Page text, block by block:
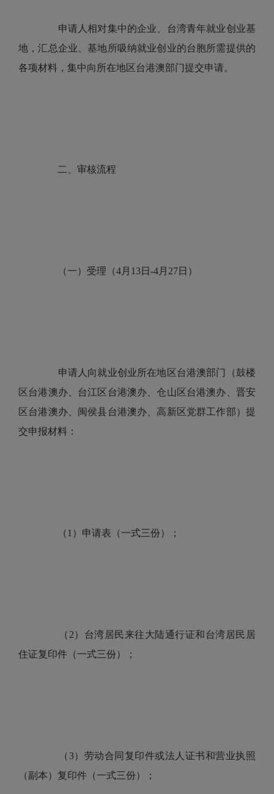
申请人相对集中的企业、台湾青年就业创业基
地，汇总企业、基地所吸纳就业创业的台胞所需提供的
各项材料，集中向所在地区台港澳部门提交申请。
二、审核流程
（一）受理（4月13日-4月27日）
申请人向就业创业所在地区台港澳部门（鼓楼
区台港澳办、台江区台港澳办、仓山区台港澳办、晋安
区台港澳办、闽侯县台港澳办、高新区党群工作部）提
交申报材料：
（1）申请表（一式三份）；
（2）台湾居民来往大陆通行证和台湾居民居
住证复印件（一式三份）；
（3）劳动合同复印件或法人证书和营业执照
（副本）复印件（一式三份）；